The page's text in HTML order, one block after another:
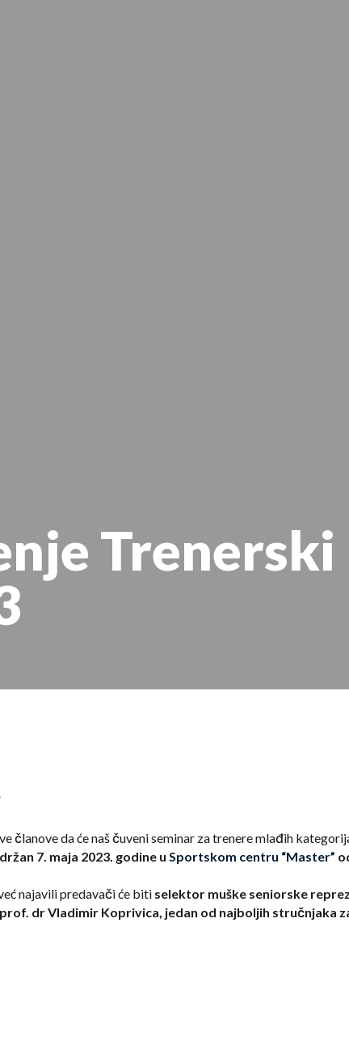
Trenerski
članove da će naš čuveni seminar za trenere mlađih
7. maja 2023. godine u Sportskom centru “Master”
najavili predavači će biti selektor muške seniorske
dr Vladimir Koprivica, jedan od najboljih stručnjaka